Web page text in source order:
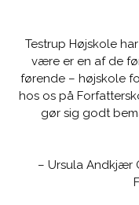
Testrup Højskole
være er en af de
førende – højskole
hos os på
gør sig godt
– Ursula Andkjær